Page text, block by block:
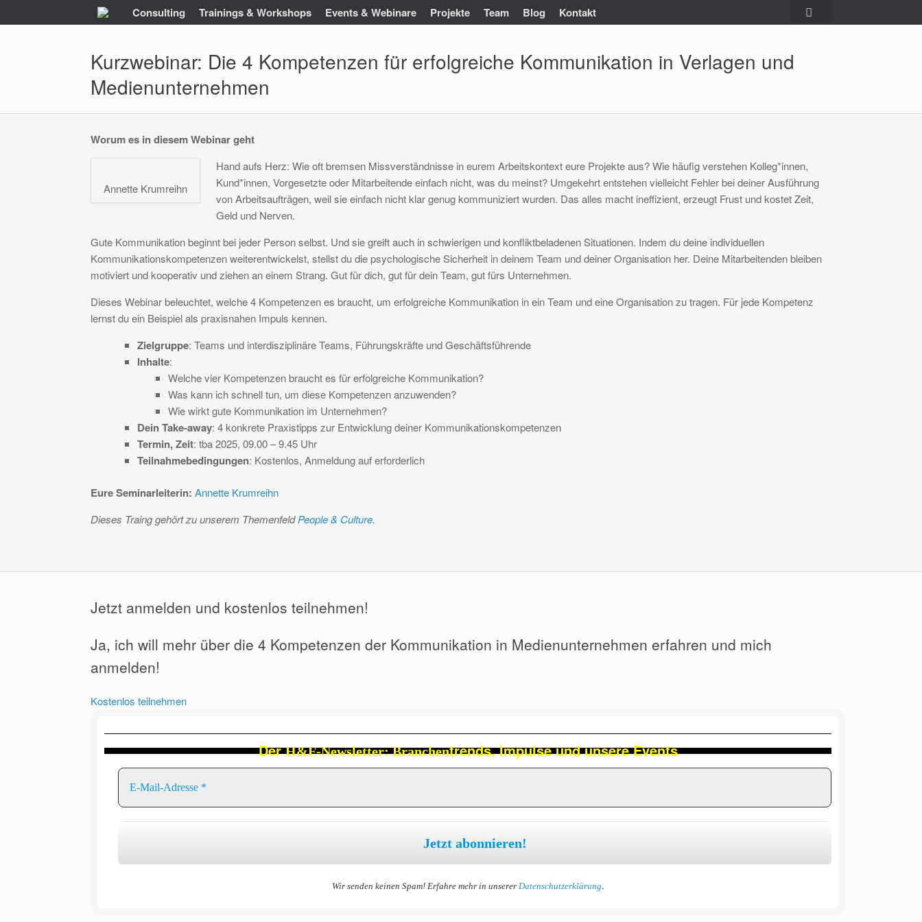
Consulting Trainings & Workshops Events & Webinare Projekte Team Blog Kontakt
Kurzwebinar: Die 4 Kompetenzen für erfolgreiche Kommunikation in Verlagen und
Medienunternehmen
Worum es in diesem Webinar geht
Annette Krumreihn
Hand aufs Herz: Wie oft bremsen Missverständnisse in eurem Arbeitskontext eure Projekte aus? Wie häufig verstehen Kolleg*innen,
Kund*innen, Vorgesetzte oder Mitarbeitende einfach nicht, was du meinst? Umgekehrt entstehen vielleicht Fehler bei deiner Ausführung
von Arbeitsaufträgen, weil sie einfach nicht klar genug kommuniziert wurden. Das alles macht ineffizient, erzeugt Frust und kostet Zeit,
Geld und Nerven.
Gute Kommunikation beginnt bei jeder Person selbst. Und sie greift auch in schwierigen und konfliktbeladenen Situationen. Indem du deine individuellen
Kommunikationskompetenzen weiterentwickelst, stellst du die psychologische Sicherheit in deinem Team und deiner Organisation her. Deine Mitarbeitenden bleiben
motiviert und kooperativ und ziehen an einem Strang. Gut für dich, gut für dein Team, gut fürs Unternehmen.
Dieses Webinar beleuchtet, welche 4 Kompetenzen es braucht, um erfolgreiche Kommunikation in ein Team und eine Organisation zu tragen. Für jede Kompetenz
lernst du ein Beispiel als praxisnahen Impuls kennen.
Zielgruppe: Teams und interdisziplinäre Teams, Führungskräfte und Geschäftsführende
Inhalte:
Welche vier Kompetenzen braucht es für erfolgreiche Kommunikation?
Was kann ich schnell tun, um diese Kompetenzen anzuwenden?
Wie wirkt gute Kommunikation im Unternehmen?
Dein Take-away: 4 konkrete Praxistipps zur Entwicklung deiner Kommunikationskompetenzen
Termin, Zeit: tba 2025, 09.00 – 9.45 Uhr
Teilnahmebedingungen: Kostenlos, Anmeldung auf erforderlich
Eure Seminarleiterin: Annette Krumreihn
Dieses Traing gehört zu unserem ThemenfeldPeople & Culture.
Jetzt anmelden und kostenlos teilnehmen!
Ja, ich will mehr über die 4 Kompetenzen der Kommunikation in Medienunternehmen erfahren und mich
anmelden!
Kostenlos teilnehmen
DerH&F-Newsletter: Branchentrends, Impulse und unsere Events
Wir senden keinen Spam! Erfahre mehr in unserer Datenschutzerklärung.